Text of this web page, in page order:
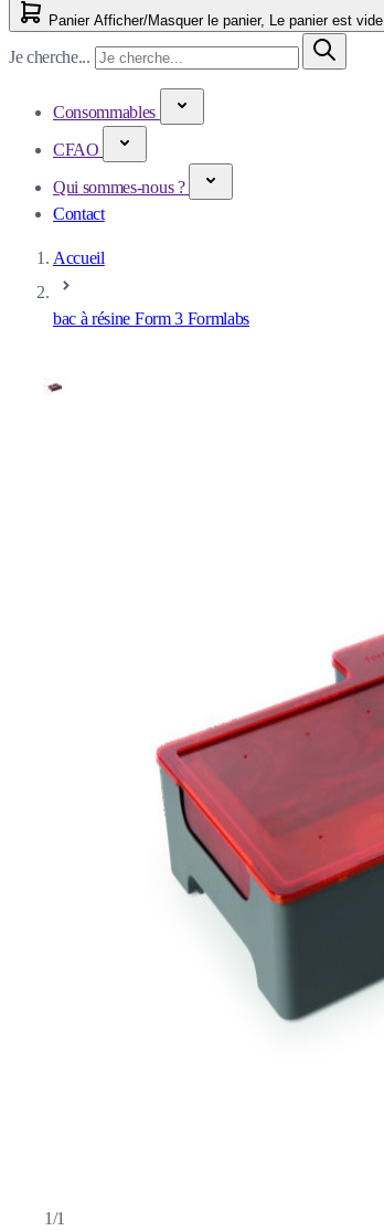
Panier Afficher/Masquer le panier, Le panier est vide
Je cherche...
Consommables
CFAO
Qui sommes-nous ?
Contact
Accueil
bac à résine Form 3 Formlabs
1/1